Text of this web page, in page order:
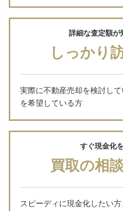
詳細な査定額が
しっかり
実際に不動産売却を検討し
を希望している方
すぐ現金化
買取の相
スピーディに現金化したい